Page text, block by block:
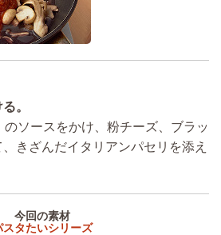
。
のソースをかけ、粉チーズ、ブラッ
きざんだイタリアンパセリを添え
今回の素材
スタたいシリーズ